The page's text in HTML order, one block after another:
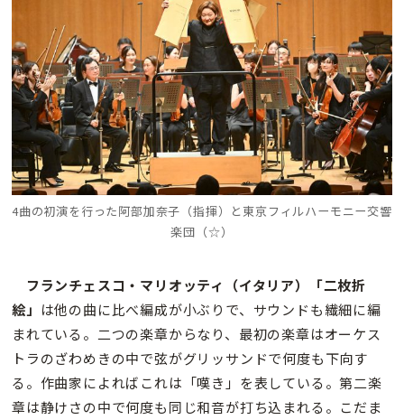
4曲の初演を行った阿部加奈子（指揮）と東京フィルハーモニー交響
楽団（☆）
フランチェスコ・マリオッティ（イタリア）「二枚折
絵」 は他の曲に比べ編成が小ぶりで、サウンドも繊細に編
まれている。二つの楽章からなり、最初の楽章はオーケス
トラのざわめきの中で弦がグリッサンドで何度も下向す
る。作曲家によればこれは「嘆き」を表している。第二楽
章は静けさの中で何度も同じ和音が打ち込まれる。こだま